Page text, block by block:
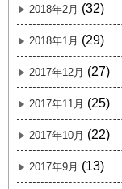
2018年2月 (32)
2018年1月 (29)
2017年12月 (27)
2017年11月 (25)
2017年10月 (22)
2017年9月 (13)